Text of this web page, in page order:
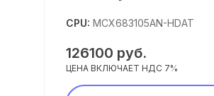
CPU: MCX683105AN-HDAT
126100 руб.
ЦЕНА ВКЛЮЧАЕТ НДС 7%